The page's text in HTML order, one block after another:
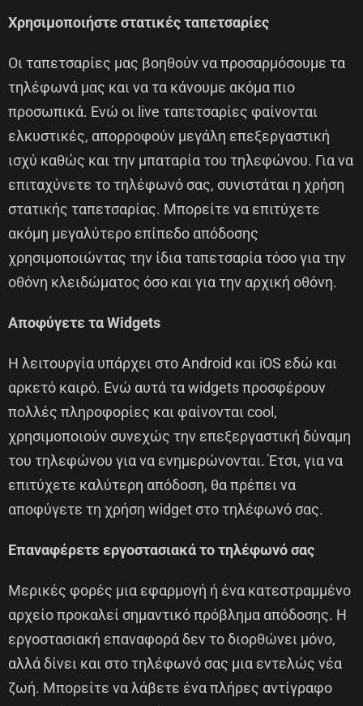
Χρησιμοποιήστε στατικές ταπετσαρίες
Οι ταπετσαρίες μας βοηθούν να προσαρμόσουμε τα
τηλέφωνά μας και να τα κάνουμε ακόμα πιο
προσωπικά. Ενώ οι live ταπετσαρίες φαίνονται
ελκυστικές, απορροφούν μεγάλη επεξεργαστική
ισχύ καθώς και την μπαταρία του τηλεφώνου. Για να
επιταχύνετε το τηλέφωνό σας, συνιστάται η χρήση
στατικής ταπετσαρίας. Μπορείτε να επιτύχετε
ακόμη μεγαλύτερο επίπεδο απόδοσης
χρησιμοποιώντας την ίδια ταπετσαρία τόσο για την
οθόνη κλειδώματος όσο και για την αρχική οθόνη.
Αποφύγετε τα Widgets
Η λειτουργία υπάρχει στο Android και iOS εδώ και
αρκετό καιρό. Ενώ αυτά τα widgets προσφέρουν
πολλές πληροφορίες και φαίνονται cool,
χρησιμοποιούν συνεχώς την επεξεργαστική δύναμη
του τηλεφώνου για να ενημερώνονται. Έτσι, για να
επιτύχετε καλύτερη απόδοση, θα πρέπει να
αποφύγετε τη χρήση widget στο τηλέφωνό σας.
Επαναφέρετε εργοστασιακά το τηλέφωνό σας
Μερικές φορές μια εφαρμογή ή ένα κατεστραμμένο
αρχείο προκαλεί σημαντικό πρόβλημα απόδοσης. Η
εργοστασιακή επαναφορά δεν το διορθώνει μόνο,
αλλά δίνει και στο τηλέφωνό σας μια εντελώς νέα
ζωή. Μπορείτε να λάβετε ένα πλήρες αντίγραφο